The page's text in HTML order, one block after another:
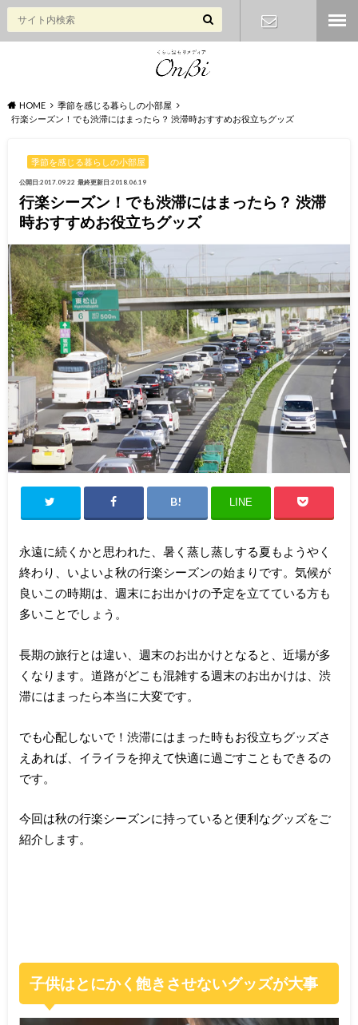
HOME
季節を感じる暮らしの小部屋
行楽シーズン！でも渋滞にはまったら？ 渋滞時おすすめお役立ちグッズ
季節を感じる暮らしの小部屋
公開日:2017.09.22 最終更新日:2018.06.19
行楽シーズン！でも渋滞にはまったら？ 渋滞
時おすすめお役立ちグッズ
LINE
永遠に続くかと思われた、暑く蒸し蒸しする夏もようやく
終わり、いよいよ秋の行楽シーズンの始まりです。気候が
良いこの時期は、週末にお出かけの予定を立てている方も
多いことでしょう。
長期の旅行とは違い、週末のお出かけとなると、近場が多
くなります。道路がどこも混雑する週末のお出かけは、渋
滞にはまったら本当に大変です。
でも心配しないで！渋滞にはまった時もお役立ちグッズさ
えあれば、イライラを抑えて快適に過ごすこともできるの
です。
今回は秋の行楽シーズンに持っていると便利なグッズをご
紹介します。
子供はとにかく飽きさせないグッズが大事